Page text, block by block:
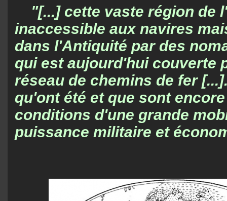
"[...] cette vaste région de
inaccessible aux navires
dans l'Antiquité par des
qui est aujourd'hui couverte
réseau de chemins de fer
qu'ont été et que sont
conditions d'une grande
puissance militaire et